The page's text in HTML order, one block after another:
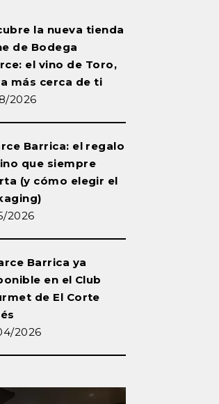
la nueva tienda
de Bodega
el vino de Toro,
más cerca de ti
2026
Barrica: el regalo
que siempre
(y cómo elegir el
2026
Barrica ya
en el Club
de El Corte
2026